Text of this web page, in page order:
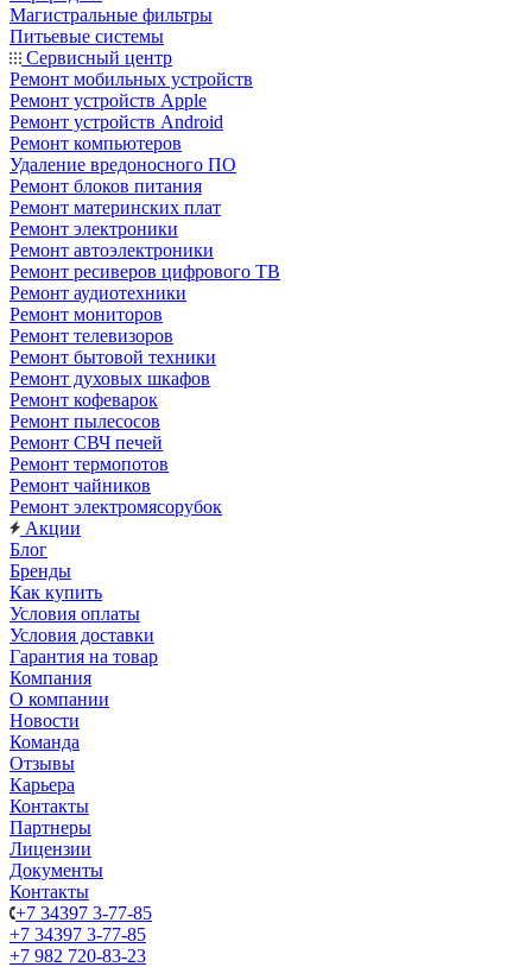
Магистральные фильтры
Питьевые системы
Сервисный центр
Ремонт мобильных устройств
Ремонт устройств Apple
Ремонт устройств Android
Ремонт компьютеров
Удаление вредоносного ПО
Ремонт блоков питания
Ремонт материнских плат
Ремонт электроники
Ремонт автоэлектроники
Ремонт ресиверов цифрового ТВ
Ремонт аудиотехники
Ремонт мониторов
Ремонт телевизоров
Ремонт бытовой техники
Ремонт духовых шкафов
Ремонт кофеварок
Ремонт пылесосов
Ремонт СВЧ печей
Ремонт термопотов
Ремонт чайников
Ремонт электромясорубок
Акции
Блог
Бренды
Как купить
Условия оплаты
Условия доставки
Гарантия на товар
Компания
О компании
Новости
Команда
Отзывы
Карьера
Контакты
Партнеры
Лицензии
Документы
Контакты
+7 34397 3-77-85
+7 34397 3-77-85
+7 982 720-83-23